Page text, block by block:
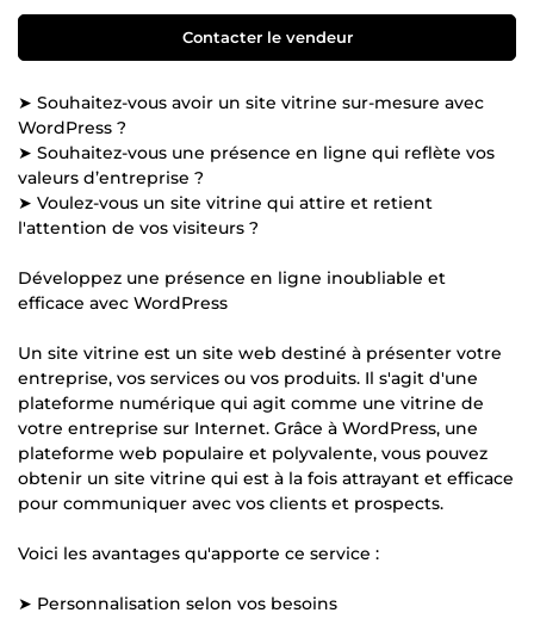
Contacter le vendeur
➤ Souhaitez-vous avoir un site vitrine sur-mesure avec
WordPress ?
➤ Souhaitez-vous une présence en ligne qui reflète vos
valeurs d’entreprise ?
➤ Voulez-vous un site vitrine qui attire et retient
l'attention de vos visiteurs ?
Développez une présence en ligne inoubliable et
efficace avec WordPress
Un site vitrine est un site web destiné à présenter votre
entreprise, vos services ou vos produits. Il s'agit d'une
plateforme numérique qui agit comme une vitrine de
votre entreprise sur Internet. Grâce à WordPress, une
plateforme web populaire et polyvalente, vous pouvez
obtenir un site vitrine qui est à la fois attrayant et efficace
pour communiquer avec vos clients et prospects.
Voici les avantages qu'apporte ce service :
➤ Personnalisation selon vos besoins